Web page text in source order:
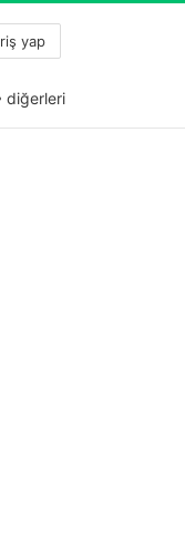
yap
diğerleri